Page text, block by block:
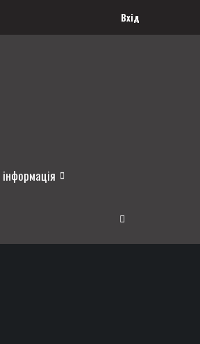
Вхід